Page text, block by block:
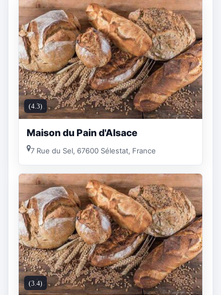
(4.3)
Maison du Pain d'Alsace
7 Rue du Sel, 67600 Sélestat, France
(3.4)